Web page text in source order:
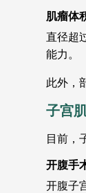
肌瘤体
直径超
能力。
此外，
子宫
目前，
开腹手
开腹子